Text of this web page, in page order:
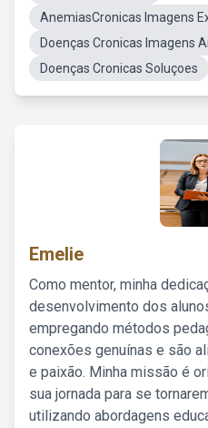
AnemiasCronicas Imagens
Doenças Cronicas Imagens
Doenças Cronicas Soluçoes
Emelie
Como mentor, minha
desenvolvimento dos
empregando métodos
conexões genuínas e são
e paixão. Minha missão é
sua jornada para se
utilizando abordagens